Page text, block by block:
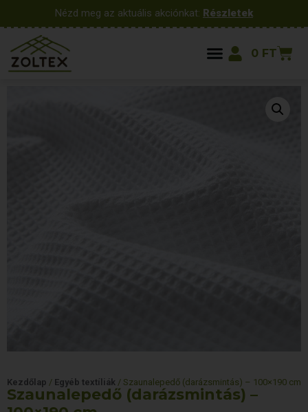
Nézd meg az aktuális akciónkat: Részletek
0 FT
Kezdőlap / Egyéb textíliák / Szaunalepedő (darázsmintás) – 100×190 cm
Szaunalepedő (darázsmintás) –